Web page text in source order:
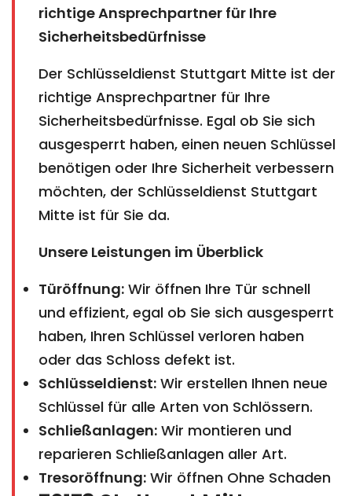
richtige Ansprechpartner für Ihre
Sicherheitsbedürfnisse
Der Schlüsseldienst Stuttgart Mitte ist der
richtige Ansprechpartner für Ihre
Sicherheitsbedürfnisse. Egal ob Sie sich
ausgesperrt haben, einen neuen Schlüssel
benötigen oder Ihre Sicherheit verbessern
möchten, der Schlüsseldienst Stuttgart
Mitte ist für Sie da.
Unsere Leistungen im Überblick
Türöffnung: Wir öffnen Ihre Tür schnell
und effizient, egal ob Sie sich ausgesperrt
haben, Ihren Schlüssel verloren haben
oder das Schloss defekt ist.
Schlüsseldienst: Wir erstellen Ihnen neue
Schlüssel für alle Arten von Schlössern.
Schließanlagen: Wir montieren und
reparieren Schließanlagen aller Art.
Tresoröffnung: Wir öffnen Ohne Schaden